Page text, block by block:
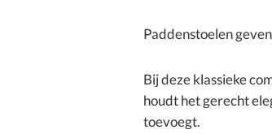
Paddenstoelen
Bij deze klassieke
houdt het gerecht
toevoegt.